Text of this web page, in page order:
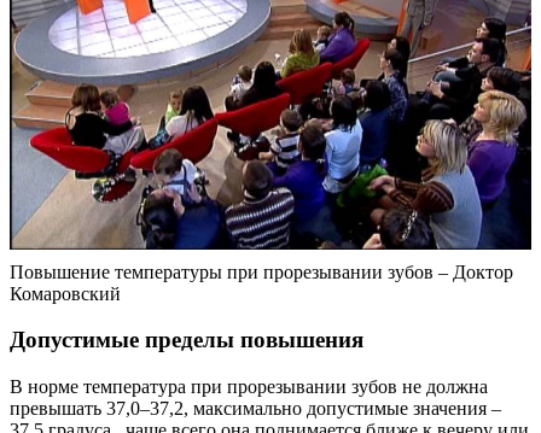
Повышение температуры при прорезывании зубов – Доктор
Комаровский
Допустимые пределы повышения
В норме температура при прорезывании зубов не должна
превышать 37,0–37,2, максимально допустимые значения –